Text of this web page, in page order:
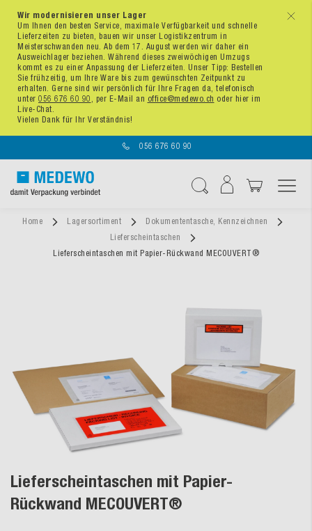
x
Wir modernisieren unser Lager
Um Ihnen den besten Service, maximale Verfügbarkeit und schnelle
Lieferzeiten zu bieten, bauen wir unser Logistikzentrum in
Meisterschwanden neu. Ab dem 17. August werden wir daher ein
Ausweichlager beziehen. Während dieses zweiwöchigen Umzugs
kommt es zu einer Anpassung der Lieferzeiten. Unser Tipp: Bestellen
Sie frühzeitig, um Ihre Ware bis zum gewünschten Zeitpunkt zu
erhalten. Gerne sind wir persönlich für Ihre Fragen da, telefonisch
unter 056 676 60 90 , per E-Mail an office@medewo.ch oder hier im
Live-Chat.
Vielen Dank für Ihr Verständnis!
056 676 60 90
Home Lagersortiment
Dokumententasche, Kennzeichnen
Lieferscheintaschen
Lieferscheintaschen mit Papier-Rückwand MECOUVERT®
Lieferscheintaschen mit Papier-
Rückwand MECOUVERT®